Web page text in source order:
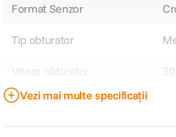
Format Senzor
Tip obturator
Viteze obturator
Vezi mai multe specificații